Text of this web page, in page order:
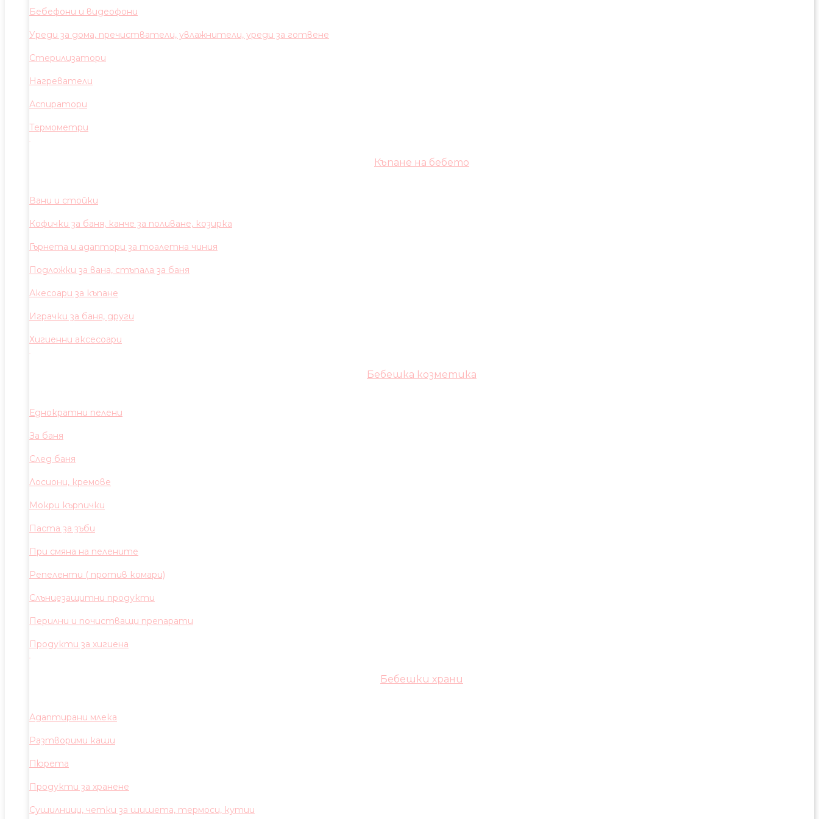
Бебефони и видеофони
Уреди за дома, пречистватели, увлажнители, уреди за готвене
Стерилизатори
Нагреватели
Аспиратори
Термометри
Къпане на бебето
Вани и стойки
Кофички за баня, канче за поливане, козирка
Гърнета и адаптори за тоалетна чиния
Подложки за вана, стъпала за баня
Акесоари за къпане
Играчки за баня, други
Хигиенни аксесоари
Бебешка козметика
Еднократни пелени
За баня
След баня
Лосиони, кремове
Мокри кърпички
Паста за зъби
При смяна на пелените
Репеленти ( против комари)
Слънцезащитни продукти
Перилни и почистващи препарати
Продукти за хигиена
Бебешки храни
Адаптирани млека
Разтворими каши
Пюрета
Продукти за хранене
Сушилници, четки за шишета, термоси, кутии